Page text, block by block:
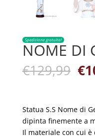
Spedizione gratuita!
NOME DI
€129,99 Il
€
Statua S.S Nome di
dipinta finemente a
Il materiale con cui